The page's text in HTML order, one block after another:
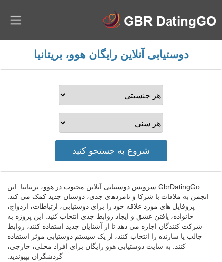
دوستیابی آنلاین رایگان هوو، بریتانیا
GbrDatingGo سرویس دوستیابی آنلاین محبوب در هوو، بریتانیا. این
انجمن به ملاقات با شرکا و نامزدهای جدی، دوستان جدید کمک می کند.
پروفایل های مورد علاقه خود را برای دوستیابی، ارتباطات، ازدواج،
خانواده، یافتن عشق و ایجاد روابط جدی انتخاب کنید. این پروژه به
شرکت کنندگان اجازه می دهد تا از آشنایان جدید استفاده کنند، روابط
جالب یا سازنده را انتخاب کنند، از یک سیستم دوستیابی موثر استفاده
کنند. به سایت دوستیابی هوو رایگان برای افراد محلی، خارجی،
گردشگران بپیوندید.